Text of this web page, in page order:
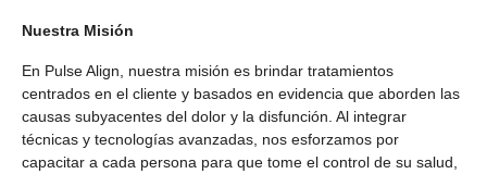
Nuestra Misión
En Pulse Align, nuestra misión es brindar tratamientos
centrados en el cliente y basados ​​en evidencia que aborden las
causas subyacentes del dolor y la disfunción. Al integrar
técnicas y tecnologías avanzadas, nos esforzamos por
capacitar a cada persona para que tome el control de su salud,